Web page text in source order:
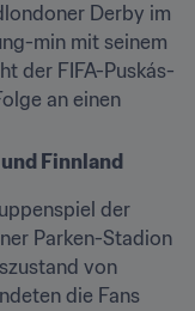
Derby im
min mit seinem
der FIFA-Puskás-
an einen
Finnland
der
Parken-Stadion
von
die Fans